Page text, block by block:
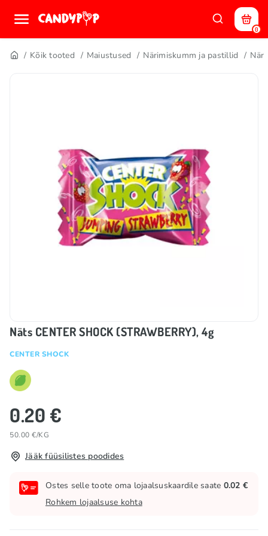
0
Kõik tooted Maiustused Närimiskumm ja pastillid
Näts CENTER SHOCK (STRAWBERRY), 4g
CENTER SHOCK
0.20 €
50.00 €/KG
Jääk füüsilistes poodides
Ostes selle toote oma lojaalsuskaardile saate 0.02 €
Rohkem lojaalsuse kohta